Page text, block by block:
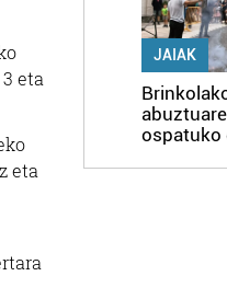
eta
eta
JAIAK
ospatuko